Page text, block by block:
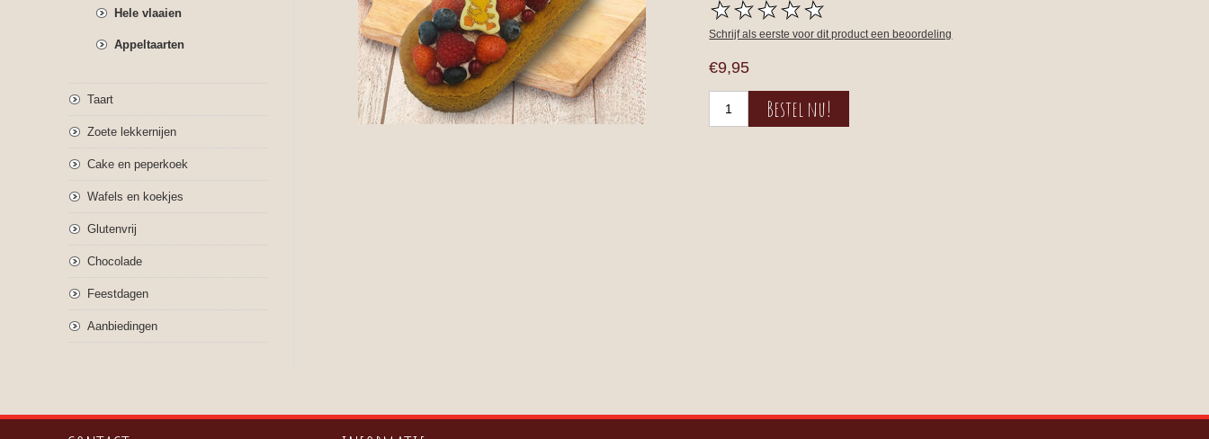
Schrijf als eerste voor dit product een beoordeling
€9,95
Hele vlaaien
Appeltaarten
Taart
Zoete lekkernijen
Cake en peperkoek
Wafels en koekjes
Glutenvrij
Chocolade
Feestdagen
Aanbiedingen